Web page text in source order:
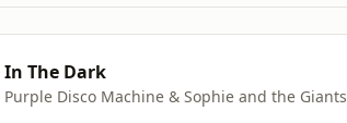
In The Dark
Purple Disco Machine & Sophie and the Giants